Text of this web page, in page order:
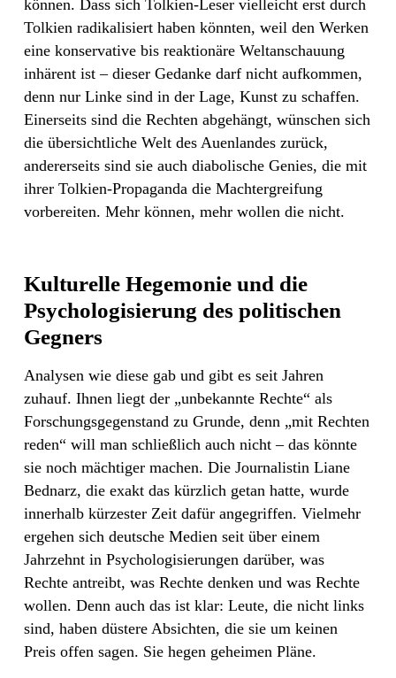
können. Dass sich Tolkien-Leser vielleicht erst durch
Tolkien radikalisiert haben könnten, weil den Werken
eine konservative bis reaktionäre Weltanschauung
inhärent ist – dieser Gedanke darf nicht aufkommen,
denn nur Linke sind in der Lage, Kunst zu schaffen.
Einerseits sind die Rechten abgehängt, wünschen sich
die übersichtliche Welt des Auenlandes zurück,
andererseits sind sie auch diabolische Genies, die mit
ihrer Tolkien-Propaganda die Machtergreifung
vorbereiten. Mehr können, mehr wollen die nicht.
Kulturelle Hegemonie und die
Psychologisierung des politischen
Gegners
Analysen wie diese gab und gibt es seit Jahren
zuhauf. Ihnen liegt der „unbekannte Rechte“ als
Forschungsgegenstand zu Grunde, denn „mit Rechten
reden“ will man schließlich auch nicht – das könnte
sie noch mächtiger machen. Die Journalistin Liane
Bednarz, die exakt das kürzlich getan hatte, wurde
innerhalb kürzester Zeit dafür angegriffen. Vielmehr
ergehen sich deutsche Medien seit über einem
Jahrzehnt in Psychologisierungen darüber, was
Rechte antreibt, was Rechte denken und was Rechte
wollen. Denn auch das ist klar: Leute, die nicht links
sind, haben düstere Absichten, die sie um keinen
Preis offen sagen. Sie hegen geheimen Pläne.